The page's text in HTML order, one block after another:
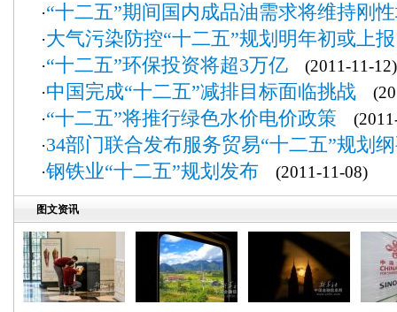
·“十二五”期间国内成品油需求将维持刚
·大气污染防控“十二五”规划明年初或上报
·“十二五”环保投资将超3万亿 (2011-11-12)
·中国完成“十二五”减排目标面临挑战
·“十二五”将推行绿色水价电价政策
·34部门联合发布服务贸易“十二五”规划
·钢铁业“十二五”规划发布 (2011-11-08)
图文资讯